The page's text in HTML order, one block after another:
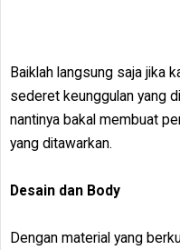
Baiklah langsung saja jika
sederet keunggulan yang
nantinya bakal membuat
yang ditawarkan.
Desain dan Body
Dengan material yang